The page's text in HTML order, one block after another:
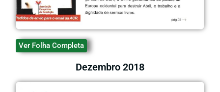
Ver Folha Completa
Dezembro 2018